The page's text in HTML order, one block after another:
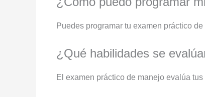
Puedes programar tu examen práctico
¿Qué habilidades se
El examen práctico de manejo evalúa